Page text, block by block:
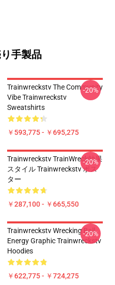
手製品
Trainwreckstv The Community
Vibe Trainwreckstv
Sweatshirts
￥593,775 - ￥695,275
-20%
Trainwreckstv TrainWreck効果
スタイル Trainwreckstv ポス
ター
￥287,100 - ￥665,550
-20%
Trainwreckstv Wrecking Ball
Energy Graphic Trainwreckstv
Hoodies
￥622,775 - ￥724,275
-20%